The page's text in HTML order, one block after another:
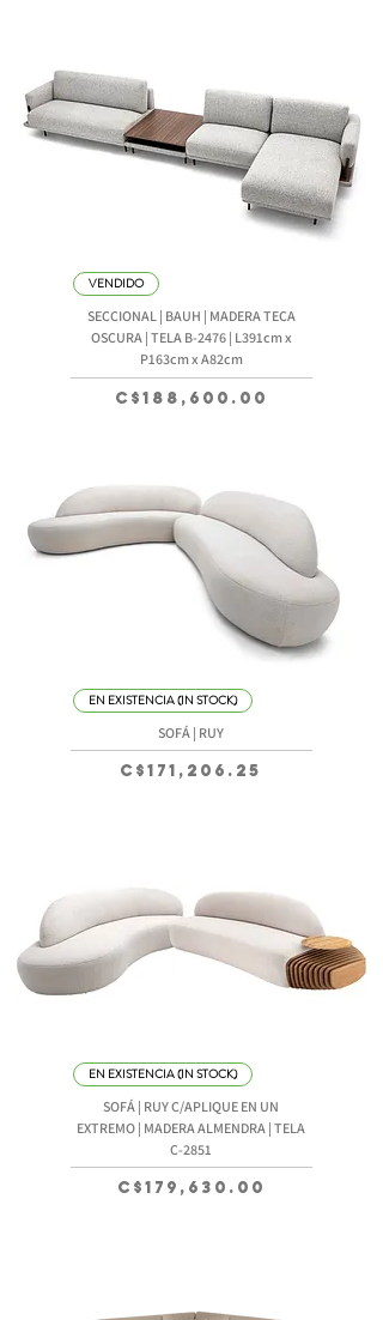
VENDIDO
SECCIONAL | BAUH | MADERA TECA
OSCURA | TELA B-2476 | L391cm x
P163cm x A82cm
Precio
C$188,600.00
EN EXISTENCIA (IN STOCK)
SOFÁ | RUY
Precio
C$171,206.25
EN EXISTENCIA (IN STOCK)
SOFÁ | RUY C/APLIQUE EN UN
EXTREMO | MADERA ALMENDRA | TELA
C-2851
Precio
C$179,630.00